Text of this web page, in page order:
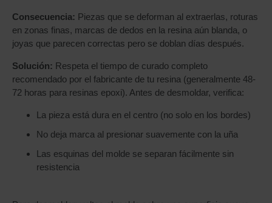
Consecuencia: Piezas que se deforman al extraerlas, roturas
en zonas finas, marcas de dedos en la resina aún blanda, o
joyas que parecen correctas pero se doblan días después.
Solución: Respeta el tiempo de curado completo
recomendado por el fabricante de tu resina (generalmente 48-
72 horas para resinas epoxi). Antes de desmoldar, verifica:
La pieza está dura en el centro (no solo en los bordes)
No deja marca al presionar suavemente con la uña
Las esquinas del molde se separan fácilmente sin
resistencia